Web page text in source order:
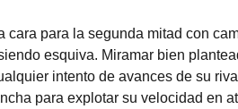
cara para la segunda mitad con
esquiva. Miramar bien
intento de avances de su
para explotar su velocidad en